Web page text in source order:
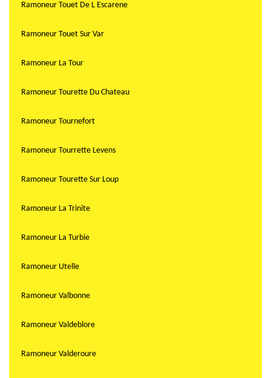
Ramoneur Touet De L Escarene
Ramoneur Touet Sur Var
Ramoneur La Tour
Ramoneur Tourette Du Chateau
Ramoneur Tournefort
Ramoneur Tourrette Levens
Ramoneur Tourette Sur Loup
Ramoneur La Trinite
Ramoneur La Turbie
Ramoneur Utelle
Ramoneur Valbonne
Ramoneur Valdeblore
Ramoneur Valderoure